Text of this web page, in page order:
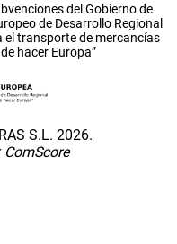
del Gobierno de
de Desarrollo Regional
transporte de mercancías
hacer Europa”
S.L. 2026.
ComScore